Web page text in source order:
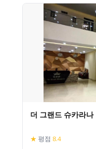
더 그랜드 슈카라나
★ 평점 8.4